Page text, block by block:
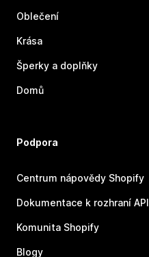
Oblečení
Krása
Šperky a doplňky
Domů
Podpora
Centrum nápovědy Shopify
Dokumentace k rozhraní API
Komunita Shopify
Blogy